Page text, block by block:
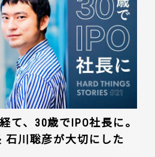
て、30歳でIPO社長に。
石川聡彦が大切にした